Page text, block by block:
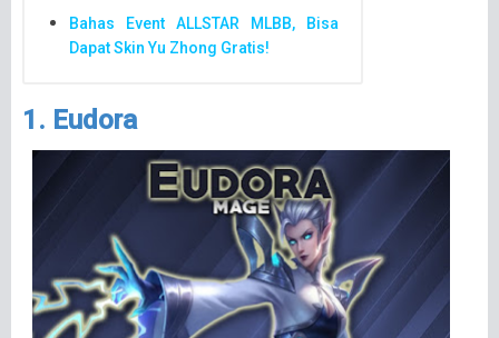
Bahas Event ALLSTAR MLBB, Bisa
Dapat Skin Yu Zhong Gratis!
1. Eudora